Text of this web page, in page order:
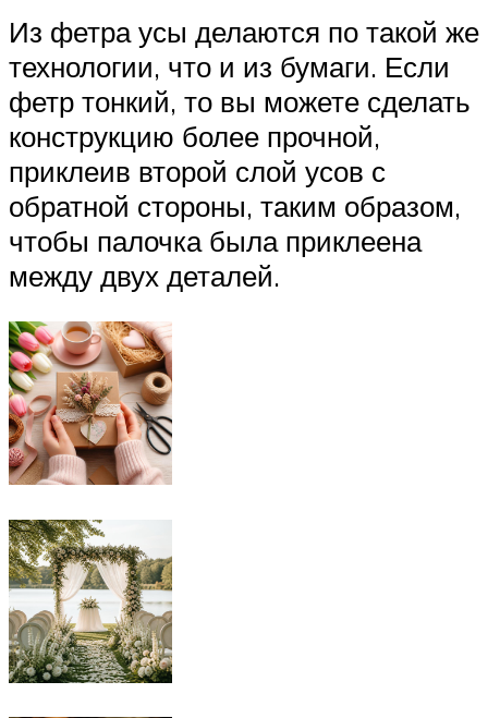
Из фетра усы делаются по такой же
технологии, что и из бумаги. Если
фетр тонкий, то вы можете сделать
конструкцию более прочной,
приклеив второй слой усов с
обратной стороны, таким образом,
чтобы палочка была приклеена
между двух деталей.